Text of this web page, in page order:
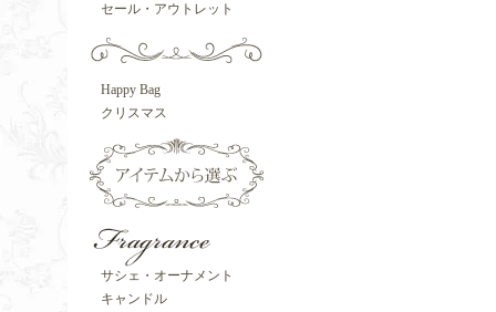
セール・アウトレット
Happy Bag
クリスマス
サシェ・オーナメント
キャンドル